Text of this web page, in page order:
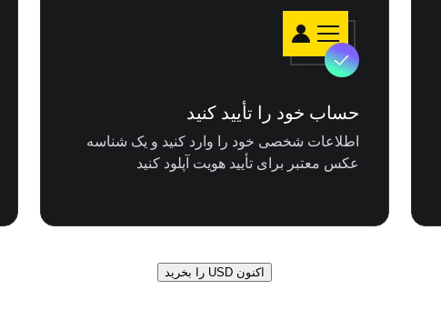
حساب خود را تأیید کنید
اطلاعات شخصی خود را وارد کنید و یک شناسه
عکس معتبر برای تأیید هویت آپلود کنید
اکنون USD را بخرید